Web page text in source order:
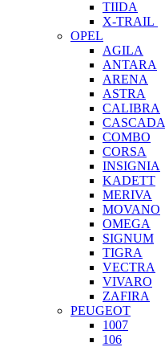
TIIDA
X-TRAIL
OPEL
AGILA
ANTARA
ARENA
ASTRA
CALIBRA
CASCADA
COMBO
CORSA
INSIGNIA
KADETT
MERIVA
MOVANO
OMEGA
SIGNUM
TIGRA
VECTRA
VIVARO
ZAFIRA
PEUGEOT
1007
106